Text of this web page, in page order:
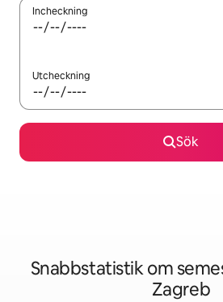
Incheckning
Utcheckning
Sök
Snabbstatistik om
Zagreb